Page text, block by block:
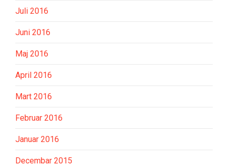
Juli 2016
Juni 2016
Maj 2016
April 2016
Mart 2016
Februar 2016
Januar 2016
Decembar 2015